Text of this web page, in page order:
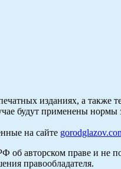
изданиях, а также
будут применены
на сайте
об авторском праве и
правообладателя.